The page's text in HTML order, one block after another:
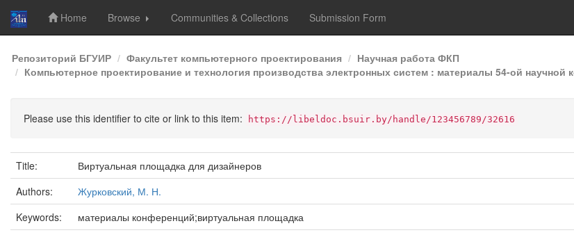
Skip
navigation
Home Browse Communities & Collections Submission Form
Репозиторий БГУИР Факультет компьютерного проектирования
Научная работа ФКП
Компьютерное проектирование и технология производства электронных систем : материалы 54-ой научной
Please use this identifier to cite or link to this item: https://libeldoc.bsuir.by/handle/123456789/32616
Title:
Виртуальная площадка для дизайнеров
Authors:
Журковский, М. Н.
Keywords:
материалы конференций;виртуальная площадка